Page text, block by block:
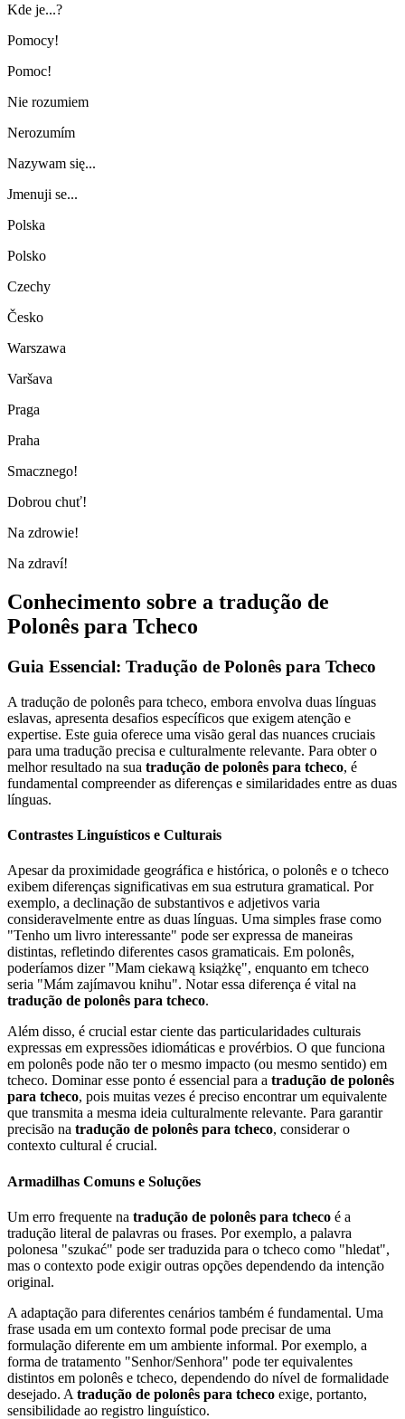
Kde je...?
Pomocy!
Pomoc!
Nie rozumiem
Nerozumím
Nazywam się...
Jmenuji se...
Polska
Polsko
Czechy
Česko
Warszawa
Varšava
Praga
Praha
Smacznego!
Dobrou chuť!
Na zdrowie!
Na zdraví!
Conhecimento sobre a tradução de
Polonês para Tcheco
Guia Essencial: Tradução de Polonês para Tcheco
A tradução de polonês para tcheco, embora envolva duas línguas
eslavas, apresenta desafios específicos que exigem atenção e
expertise. Este guia oferece uma visão geral das nuances cruciais
para uma tradução precisa e culturalmente relevante. Para obter o
melhor resultado na sua tradução de polonês para tcheco, é
fundamental compreender as diferenças e similaridades entre as duas
línguas.
Contrastes Linguísticos e Culturais
Apesar da proximidade geográfica e histórica, o polonês e o tcheco
exibem diferenças significativas em sua estrutura gramatical. Por
exemplo, a declinação de substantivos e adjetivos varia
consideravelmente entre as duas línguas. Uma simples frase como
"Tenho um livro interessante" pode ser expressa de maneiras
distintas, refletindo diferentes casos gramaticais. Em polonês,
poderíamos dizer "Mam ciekawą książkę", enquanto em tcheco
seria "Mám zajímavou knihu". Notar essa diferença é vital na
tradução de polonês para tcheco.
Além disso, é crucial estar ciente das particularidades culturais
expressas em expressões idiomáticas e provérbios. O que funciona
em polonês pode não ter o mesmo impacto (ou mesmo sentido) em
tcheco. Dominar esse ponto é essencial para a tradução de polonês
para tcheco, pois muitas vezes é preciso encontrar um equivalente
que transmita a mesma ideia culturalmente relevante. Para garantir
precisão na tradução de polonês para tcheco, considerar o
contexto cultural é crucial.
Armadilhas Comuns e Soluções
Um erro frequente na tradução de polonês para tcheco é a
tradução literal de palavras ou frases. Por exemplo, a palavra
polonesa "szukać" pode ser traduzida para o tcheco como "hledat",
mas o contexto pode exigir outras opções dependendo da intenção
original.
A adaptação para diferentes cenários também é fundamental. Uma
frase usada em um contexto formal pode precisar de uma
formulação diferente em um ambiente informal. Por exemplo, a
forma de tratamento "Senhor/Senhora" pode ter equivalentes
distintos em polonês e tcheco, dependendo do nível de formalidade
desejado. A tradução de polonês para tcheco exige, portanto,
sensibilidade ao registro linguístico.